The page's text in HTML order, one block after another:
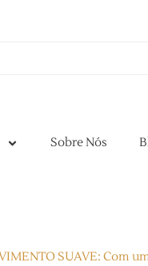
Sobre Nós
SUAVE: Com